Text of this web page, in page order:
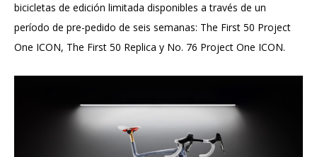
bicicletas de edición limitada disponibles a través de un
período de pre-pedido de seis semanas: The First 50 Project
One ICON, The First 50 Replica y No. 76 Project One ICON.